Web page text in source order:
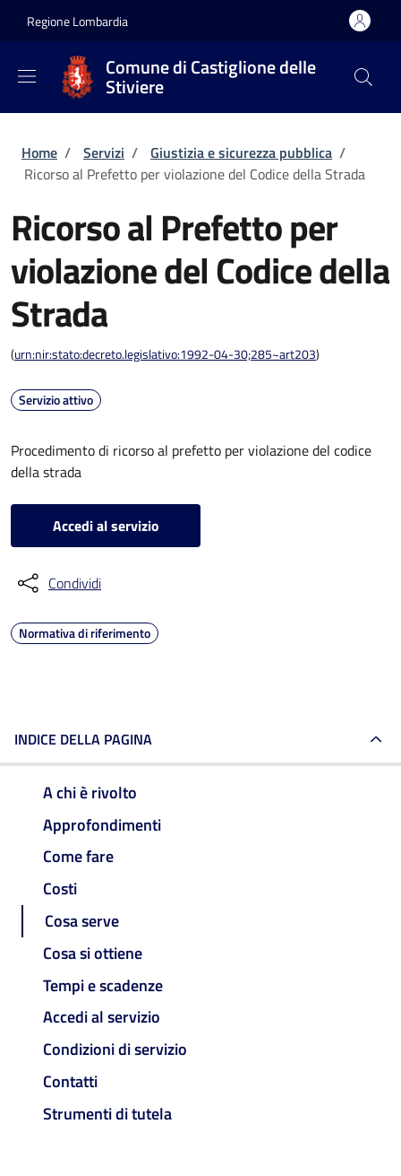
Regione Lombardia
Comune di Castiglione delle
Stiviere
Briciole di pane
Home / Servizi / Giustizia e sicurezza pubblica /
Ricorso al Prefetto per violazione del Codice della Strada
Ricorso al Prefetto per
violazione del Codice della
Strada
(urn:nir:stato:decreto.legislativo:1992-04-30;285~art203)
Servizio attivo
Procedimento di ricorso al prefetto per violazione del codice
della strada
Accedi al servizio
Condividi
Normativa di riferimento
INDICE DELLA PAGINA
A chi è rivolto
Approfondimenti
Come fare
Costi
Cosa serve
Cosa si ottiene
Tempi e scadenze
Accedi al servizio
Condizioni di servizio
Contatti
Strumenti di tutela